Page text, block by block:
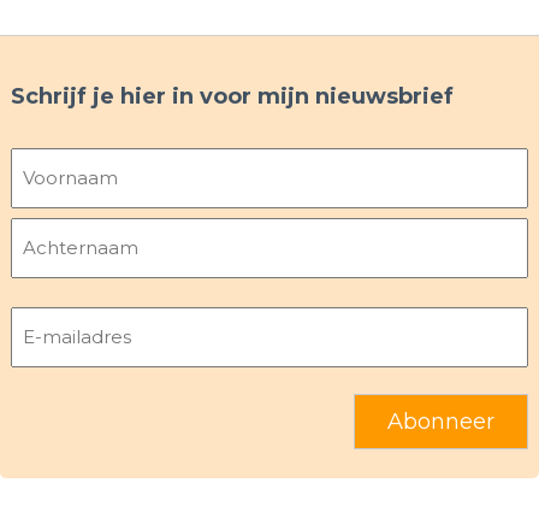
Schrijf je hier in voor mijn nieuwsbrief
Naam
Achternaam
E-
mailadres